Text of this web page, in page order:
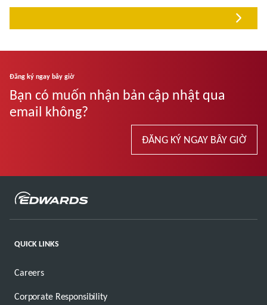
Đăng ký ngay bây giờ
Bạn có muốn nhận bản cập nhật qua
email không?
ĐĂNG KÝ NGAY BÂY GIỜ
QUICK LINKS
Careers
Corporate Responsibility